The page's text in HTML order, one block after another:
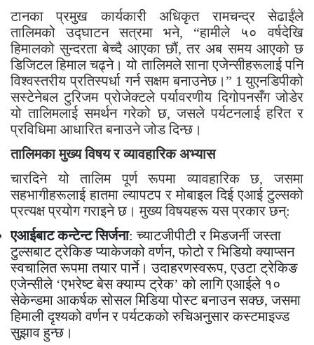
टानका प्रमुख कार्यकारी अधिकृत रामचन्द्र सेढाईंले
तालिमको उद्घाटन सत्रमा भने, “हामीले ५० वर्षदेखि
हिमालको सुन्दरता बेच्दै आएका छौं, तर अब समय आएको छ
डिजिटल हिमाल चढ्ने। यो तालिमले साना एजेन्सीहरूलाई पनि
विश्वस्तरीय प्रतिस्पर्धा गर्न सक्षम बनाउनेछ।” 1 युएनडिपीको
सस्टेनेबल टुरिजम प्रोजेक्टले पर्यावरणीय दिगोपनसँग जोडेर
यो तालिमलाई समर्थन गरेको छ, जसले पर्यटनलाई हरित र
प्रविधिमा आधारित बनाउने जोड दिन्छ।
तालिमका मुख्य विषय र व्यावहारिक अभ्यास
चारदिने यो तालिम पूर्ण रूपमा व्यावहारिक छ, जसमा
सहभागीहरूलाई हातमा ल्यापटप र मोबाइल दिई एआई टुल्सको
प्रत्यक्ष प्रयोग गराइने छ। मुख्य विषयहरू यस प्रकार छन्:
एआईबाट कन्टेन्ट सिर्जना: च्याटजीपीटी र मिडजर्नी जस्ता
टुल्सबाट ट्रेकिङ प्याकेजको वर्णन, फोटो र भिडियो क्याप्सन
स्वचालित रूपमा तयार पार्ने। उदाहरणस्वरूप, एउटा ट्रेकिङ
एजेन्सीले ‘एभरेष्ट बेस क्याम्प ट्रेक’ को लागि एआईले १०
सेकेन्डमा आकर्षक सोसल मिडिया पोस्ट बनाउन सक्छ, जसमा
हिमाली दृश्यको वर्णन र पर्यटकको रुचिअनुसार कस्टमाइज्ड
सुझाव हुन्छ।